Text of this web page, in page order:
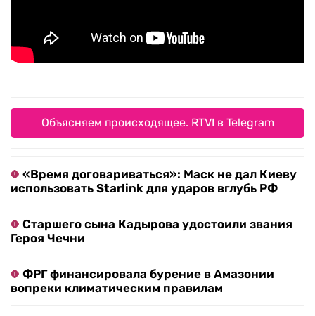
Объясняем происходящее. RTVI в Telegram
«Время договариваться»: Маск не дал Киеву
использовать Starlink для ударов вглубь РФ
Старшего сына Кадырова удостоили звания
Героя Чечни
ФРГ финансировала бурение в Амазонии
вопреки климатическим правилам